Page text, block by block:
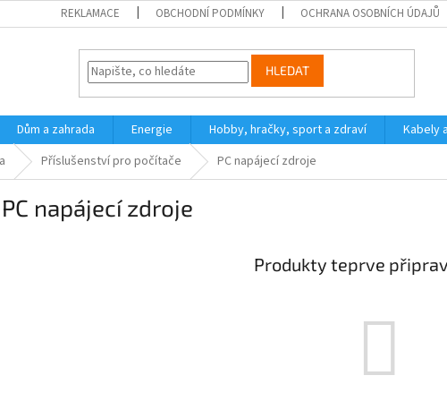
REKLAMACE OBCHODNÍ PODMÍNKY OCHRANA OSOBNÍCH ÚDAJŮ
HLEDAT
Dům a zahrada Energie Hobby, hračky, sport a zdraví Kabely
Příslušenství pro počítače PC napájecí zdroje
PC napájecí zdroje
Produkty teprve